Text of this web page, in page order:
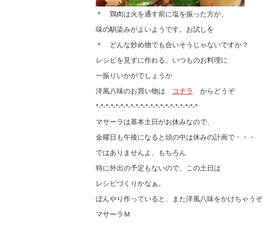
＊ 鶏肉は火を通す前に塩を振った方が、
味の馴染みがよいようです。お試しを
＊ どんな炒め物でも合いそうじゃないですか？
レシピを見ずに作れる、いつものお料理に
一振りいかがでしょうか
洋風八味のお買い物は
コチラ
からどうぞ
*-*-*-*-*-*-*-*-*-*-*-*-*-*-*-*-*-*-*-*-*
マサーラは基本土日がお休みなので、
金曜日も午後になると頭の中は休みの計画で・・・
ではありませんよ、もちろん
特に外出の予定もないので、この土日は
レシピづくりかなぁ。
ぼんやり作っていると、また洋風八味をかけちゃうぞ
マサーラＭ